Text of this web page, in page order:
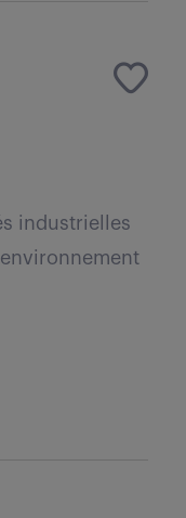
industrielles